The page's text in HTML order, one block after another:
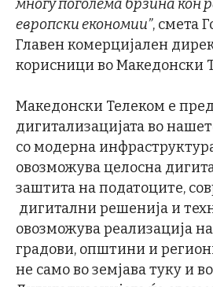
многу поголема брзина кон
европски економии”, смета
Главен комерцијален
корисници во Македонски
Македонски Телеком е
дигитализацијата во
со модерна
овозможува целосна
заштита на податоците,
дигитални решенија и
овозможува реализација
градови, општини и
не само во земјава туку и